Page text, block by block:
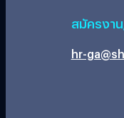
สมัครงา
hr-